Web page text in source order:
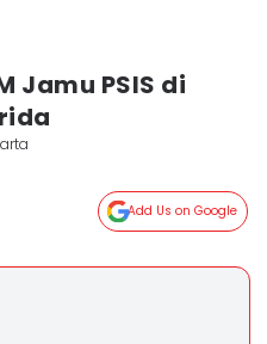
Jamu PSIS di
Add Us on Google